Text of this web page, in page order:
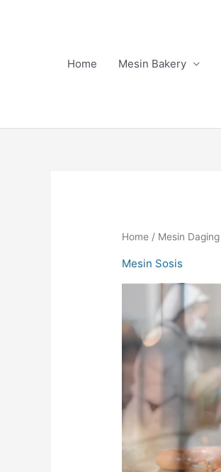
Home
Mesin Bakery
Home / Mesin Daging
Mesin Sosis